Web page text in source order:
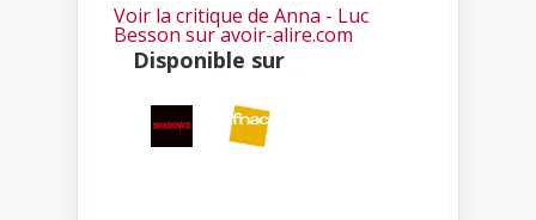
Voir la critique de Anna - Luc
Besson sur avoir-alire.com
Disponible sur